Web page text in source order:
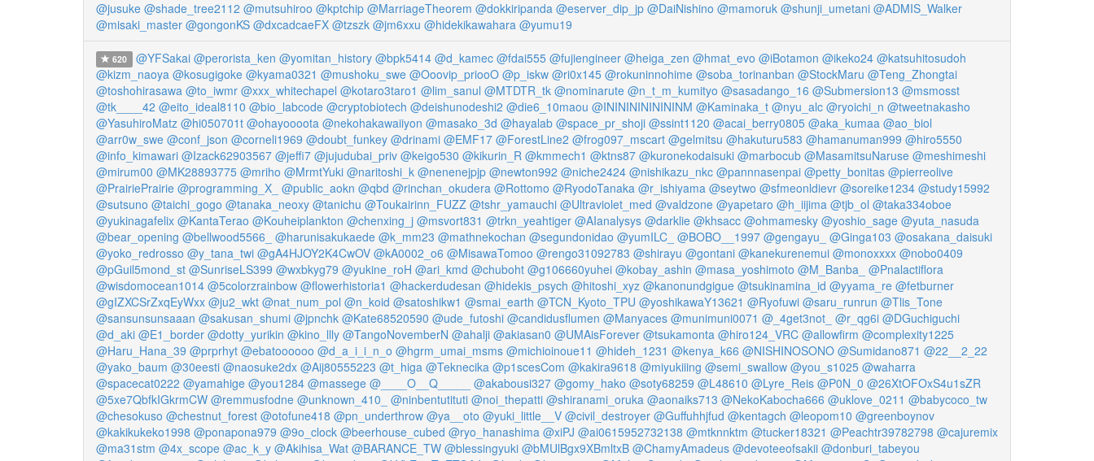
@jusuke @shade_tree2112 @mutsuhiroo @kptchip @MarriageTheorem @dokkiripanda @eserver_dip_jp @DaiNishino @mamoruk @shunji_umetani @ADMIS_Walker
@misaki_master @gongonKS @dxcadcaeFX @tzszk @jm6xxu @hidekikawahara @yumu19
620 @YFSakai @perorista_ken @yomitan_history @bpk5414 @d_kamec @fdai555 @fujiengineer @heiga_zen @hmat_evo @iBotamon @ikeko24 @katsuhitosudoh
@kizm_naoya @kosugigoke @kyama0321 @mushoku_swe @Ooovip_priooO @p_iskw @ri0x145 @rokuninnohime @soba_torinanban @StockMaru @Teng_Zhongtai
@toshohirasawa @to_iwmr @xxx_whitechapel @kotaro3taro1 @lim_sanul @MTDTR_tk @nominarute @n_t_m_kumityo @sasadango_16 @Submersion13 @msmosst
@tk____42 @eito_ideal8110 @bio_labcode @cryptobiotech @deishunodeshi2 @die6_10maou @INININININININM @Kaminaka_t @nyu_alc @ryoichi_n @tweetnakasho
@YasuhiroMatz @hi050701t @ohayoooota @nekohakawaiiyon @masako_3d @hayalab @space_pr_shoji @ssint1120 @acai_berry0805 @aka_kumaa @ao_biol
@arr0w_swe @conf_json @corneli1969 @doubt_funkey @drinami @EMF17 @ForestLine2 @frog097_mscart @gelmitsu @hakuturu583 @hamanuman999 @hiro5550
@info_kimawari @Izack62903567 @jeffi7 @jujudubai_priv @keigo530 @kikurin_R @kmmech1 @ktns87 @kuronekodaisuki @marbocub @MasamitsuNaruse @meshimeshi
@mirum00 @MK28893775 @mriho @MrmtYuki @naritoshi_k @nenenejpjp @newton992 @niche2424 @nishikazu_nkc @pannnasenpai @petty_bonitas @pierreolive
@PrairiePrairie @programming_X_ @public_aokn @qbd @rinchan_okudera @Rottomo @RyodoTanaka @r_ishiyama @seytwo @sfmeonldievr @soreike1234 @study15992
@sutsuno @taichi_gogo @tanaka_neoxy @tanichu @Toukairinn_FUZZ @tshr_yamauchi @Ultraviolet_med @valdzone @yapetaro @h_iijima @tjb_ol @taka334oboe
@yukinagafelix @KantaTerao @Kouheiplankton @chenxing_j @msvort831 @trkn_yeahtiger @AIanalysys @darklie @khsacc @ohmamesky @yoshio_sage @yuta_nasuda
@bear_opening @bellwood5566_ @harunisakukaede @k_mm23 @mathnekochan @segundonidao @yumILC_ @BOBO__1997 @gengayu_ @Ginga103 @osakana_daisuki
@yoko_redrosso @y_tana_twi @gA4HJOY2K4CwOV @kA0002_o6 @MisawaTomoo @rengo31092783 @shirayu @gontani @kanekurenemui @monoxxxx @nobo0409
@pGuil5mond_st @SunriseLS399 @wxbkyg79 @yukine_roH @ari_kmd @chuboht @g106660yuhei @kobay_ashin @masa_yoshimoto @M_Banba_ @Pnalactiflora
@wisdomocean1014 @5colorzrainbow @flowerhistoria1 @hackerdudesan @hidekis_psych @hitoshi_xyz @kanonundgigue @tsukinamina_id @yyama_re @fetburner
@gIZXCSrZxqEyWxx @ju2_wkt @nat_num_pol @n_koid @satoshikw1 @smai_earth @TCN_Kyoto_TPU @yoshikawaY13621 @Ryofuwi @saru_runrun @Tlis_Tone
@sansunsunsaaan @sakusan_shumi @jpnchk @Kate68520590 @ude_futoshi @candidusflumen @Manyaces @munimuni0071 @_4get3not_ @r_qg6i @DGuchiguchi
@d_aki @E1_border @dotty_yurikin @kino_llly @TangoNovemberN @ahalji @akiasan0 @UMAisForever @tsukamonta @hiro124_VRC @allowfirm @complexity1225
@Haru_Hana_39 @prprhyt @ebatoooooo @d_a_i_i_n_o @hgrm_umai_msms @michioinoue11 @hideh_1231 @kenya_k66 @NISHINOSONO @Sumidano871 @22__2_22
@yako_baum @30eesti @naosuke2dx @Aij80555223 @t_higa @Teknecika @p1scesCom @kakira9618 @miyukiiing @semi_swallow @you_s1025 @waharra
@spacecat0222 @yamahige @you1284 @massege @____O__Q_____ @akabousi327 @gomy_hako @soty68259 @L48610 @Lyre_Reis @P0N_0 @26XtOFOxS4u1sZR
@5xe7QbfkIGkrmCW @remmusfodne @unknown_410_ @ninbentutituti @noi_thepatti @shiranami_oruka @aonaiks713 @NekoKabocha666 @uklove_0211 @babycoco_tw
@chesokuso @chestnut_forest @otofune418 @pn_underthrow @ya__oto @yuki_little__V @civil_destroyer @Guffuhhjfud @kentagch @leopom10 @greenboynov
@kakikukeko1998 @ponapona979 @9o_clock @beerhouse_cubed @ryo_hanashima @xiPJ @ai0615952732138 @mtknnktm @tucker18321 @Peachtr39782798 @cajuremix
@ma31stm @4x_scope @ac_k_y @Akihisa_Wat @BARANCE_TW @blessingyuki @bMUlBgx9XBmltxB @ChamyAmadeus @devoteeofsakii @donburi_tabeyou